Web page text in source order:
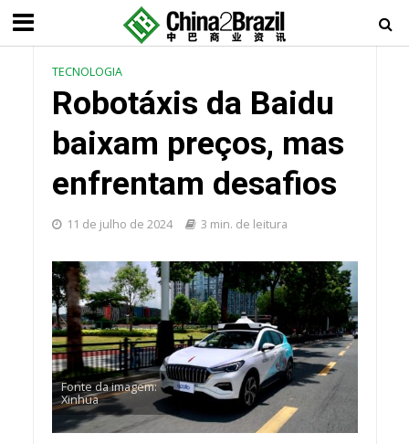
TECNOLOGIA
Robotáxis da Baidu
baixam preços, mas
enfrentam desafios
11 de julho de 2024 3 min. de leitura
Fonte da imagem:
Xinhua